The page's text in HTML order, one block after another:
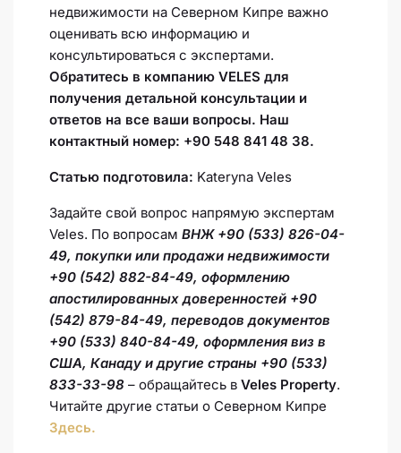
недвижимости на Северном Кипре важно
оценивать всю информацию и
консультироваться с экспертами.
Обратитесь в компанию VELES для
получения детальной консультации и
ответов на все ваши вопросы. Наш
контактный номер: +90 548 841 48 38.
Статью подготовила: Kateryna Veles
Задайте свой вопрос напрямую экспертам
Veles. По вопросам ВНЖ +90 (533) 826-04-
49, покупки или продажи недвижимости
+90 (542) 882-84-49, оформлению
апостилированных доверенностей +90
(542) 879-84-49, переводов документов
+90 (533) 840-84-49, оформления виз в
США, Канаду и другие страны +90 (533)
833-33-98 – обращайтесь в Veles Property.
Читайте другие статьи о Северном Кипре
Здесь.